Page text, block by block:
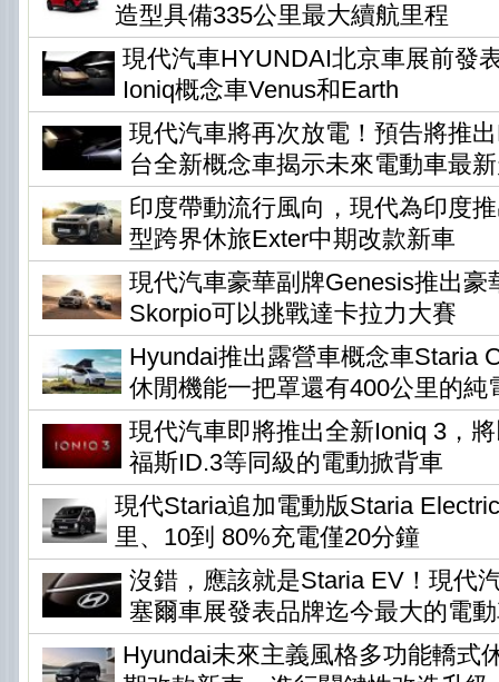
造型具備335公里最大續航里程
現代汽車HYUNDAI北京車展前發
Ioniq概念車Venus和Earth
現代汽車將再次放電！預告將推
台全新概念車揭示未來電動車最
印度帶動流行風向，現代為印度
型跨界休旅Exter中期改款新車
現代汽車豪華副牌Genesis推出豪
Skorpio可以挑戰達卡拉力大賽
Hyundai推出露營車概念車Staria
休閒機能一把罩還有400公里的純
現代汽車即將推出全新Ioniq 3，
福斯ID.3等同級的電動掀背車
現代Staria追加電動版Staria
里、10到 80%充電僅20分鐘
沒錯，應該就是Staria EV！現代
塞爾車展發表品牌迄今最大的電
Hyundai未來主義風格多功能轎式